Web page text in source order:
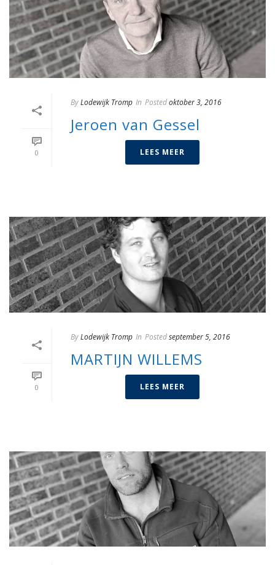
0
ByLodewijk Tromp In Postedoktober 3, 2016
Jeroen van Gessel
LEES MEER
0
ByLodewijk Tromp In Postedseptember 5, 2016
MARTIJN WILLEMS
LEES MEER